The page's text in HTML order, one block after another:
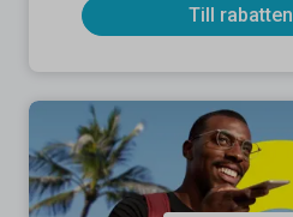
Till rabatten